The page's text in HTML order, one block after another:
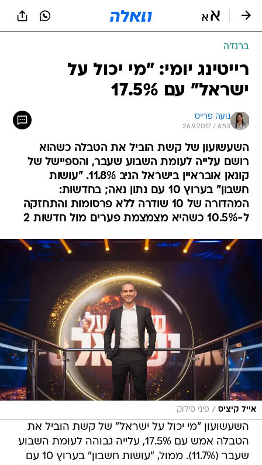
ברנז'ה
רייטינג יומי: "מי יכול על
ישראל" עם 17.5%
נועה פרייס
26.9.2017 / 6:53
השעשועון של קשת הוביל את הטבלה כשהוא
רושם עלייה לעומת השבוע שעבר, והספיישל של
קונאן אובראיין בישראל הניב 11.8%. "עושות
חשבון" בערוץ 10 עם נתון נאה; בחדשות:
המהדורה של 10 שודרה ללא פרסומות והתחזקה
ל-10.5% כשהיא מצמצמת פערים מול חדשות 2
אייל קיציס / פיני סילוק
השעשועון "מי יכול על ישראל" של קשת הוביל את
הטבלה אמש עם 17.5%, עלייה גבוהה לעומת השבוע
שעבר (11.7%). ממול, "עושות חשבון" בערוץ 10 עם